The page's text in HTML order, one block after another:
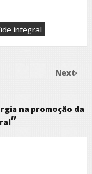
integral
Next
na promoção da
”